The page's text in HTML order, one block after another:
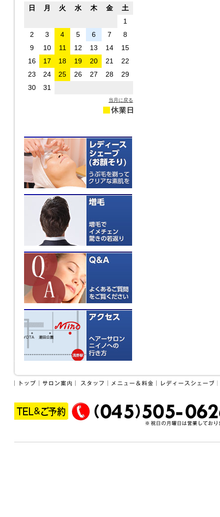
日 月 火 水 木 金
土
1
2
3 4 5 6 7
8
9
10 11 12 13 14
15
16
17 18 19 20 21
22
23
24 25 26 27 28
29
30
31
当月に戻る